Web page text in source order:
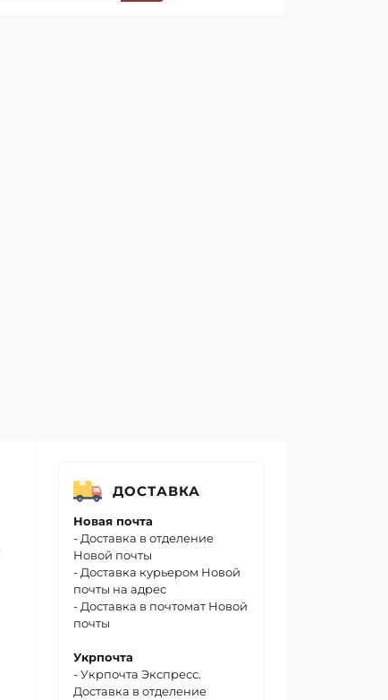
ДОСТАВКА
Новая почта
- Доставка в отделение
Новой почты
- Доставка курьером Новой
почты на адрес
- Доставка в почтомат Новой
почты
Укрпочта
- Укрпочта Экспресс.
Доставка в отделение